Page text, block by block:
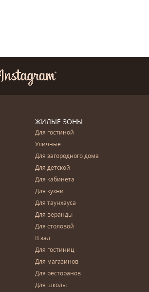
ЖИЛЫЕ ЗОНЫ
Для гостиной
Уличные
Для загородного дома
Для детской
Для кабинета
Для кухни
Для таунхауса
Для веранды
Для столовой
В зал
Для гостиниц
Для магазинов
Для ресторанов
Для школы